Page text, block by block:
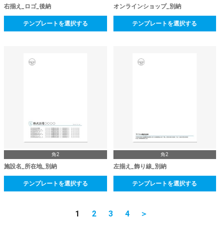
右揃え_ロゴ_後納
テンプレートを選択する
オンラインショップ_別納
テンプレートを選択する
角2
施設名_所在地_別納
テンプレートを選択する
角2
左揃え_飾り線_別納
テンプレートを選択する
1 2 3 4 ＞